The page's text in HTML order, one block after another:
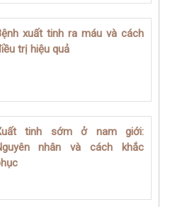
xuất tinh ra máu và cách
trị hiệu quả
tinh sớm ở nam giới:
nhân và cách khắc